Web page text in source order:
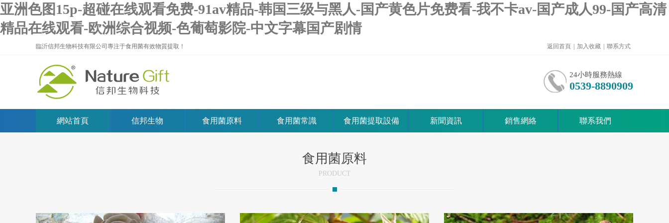
亚洲色图15p-超碰在线观看免费-91av精品-韩国三级与黑人-国产黄色片免费看-我不卡av-国产成人99-国产高清
精品在线观看-欧洲综合视频-色葡萄影院-中文字幕国产剧情
臨沂信邦生物科技有限公司專注于食用菌有效物質提取！ 返回首頁 加入收藏 聯系方式
24小時服務熱線
0539-8890909
網站首頁 信邦生物 食用菌原料 食用菌常識 食用菌提取設備 新聞資訊 銷售網絡 聯系我們
食用菌原料
PRODUCT